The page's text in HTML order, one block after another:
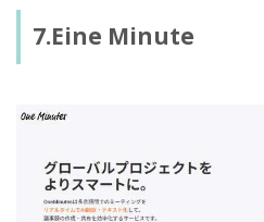
7.Eine Minute